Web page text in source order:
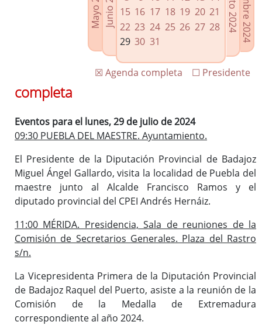
Agenda de Presidencia
Plenos provinciales y Juntas de gobierno
Oficina de Proyectos Europeos
15 16 17 18 19 20 21
22 23 24 25 26 27 28
29 30 31
☐ Presidente
☒ Agenda completa
completa
Eventos para el lunes, 29 de julio de 2024
09:30 PUEBLA DEL MAESTRE. Ayuntamiento.
El Presidente de la Diputación Provincial de Badajoz
Miguel Ángel Gallardo, visita la localidad de Puebla del
maestre junto al Alcalde Francisco Ramos y el
diputado provincial del CPEI Andrés Hernáiz.
11:00 MÉRIDA. Presidencia, Sala de reuniones de la
Comisión de Secretarios Generales. Plaza del Rastro
s/n.
La Vicepresidenta Primera de la Diputación Provincial
de Badajoz Raquel del Puerto, asiste a la reunión de la
Comisión de la Medalla de Extremadura
correspondiente al año 2024.